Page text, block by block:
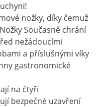
nožky, díky čemuž
Současně chrání
nežádoucími
a příslušnými víky
gastronomické
na čtyři
bezpečné uzavření